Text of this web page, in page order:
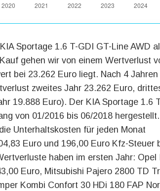
Sportage 1.6 T-GDI GT-Line AWD
gehen wir von einem Wertverlust
bei 23.262 Euro liegt. Nach 4
zweites Jahr 23.262 Euro,
19.888 Euro). Der KIA Sportage 1.6
von 01/2016 bis 06/2018
Unterhaltskosten für jeden Monat
Euro und 196,00 Euro Kfz-Steuer
haben im ersten Jahr: Opel
Euro, Mitsubishi Pajero 2800 TD
Kombi Confort 30 HDi 180 FAP